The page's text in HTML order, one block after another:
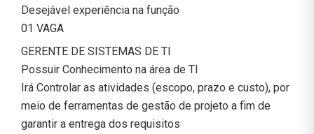
Desejável experiência na função
01 VAGA
GERENTE DE SISTEMAS DE TI
Possuir Conhecimento na área de TI
Irá Controlar as atividades (escopo, prazo e custo), por
meio de ferramentas de gestão de projeto a fim de
garantir a entrega dos requisitos